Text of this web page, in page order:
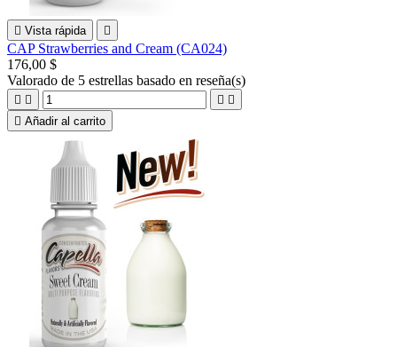
 Vista rápida 
CAP Strawberries and Cream (CA024)
176,00 $
Valorado de 5 estrellas basado en reseña(s)
   
 Añadir al carrito